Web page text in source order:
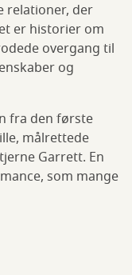
relationer, der
er historier om
overgang til
og
fra den første
målrettede
Garrett. En
som mange